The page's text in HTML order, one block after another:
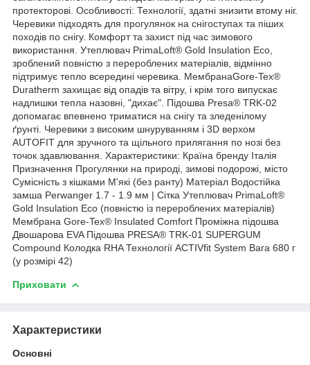
протекторові. Особливості: Технології, здатні знизити втому ніг.
Черевики підходять для прогулянок на снігоступах та піших
походів по снігу. Комфорт та захист під час зимового
використання. Утеплювач PrimaLoft® Gold Insulation Eco,
зроблений повністю з перероблених матеріалів, відмінно
підтримує тепло всередині черевика. МембранаGore-Tex®
Duratherm захищає від опадів та вітру, і крім того випускає
надлишки тепла назовні, "дихає". Підошва Presa® TRK-02
допомагає впевнено триматися на снігу та зледенілому
ґрунті. Черевики з високим шнуруванням і 3D верхом
AUTOFIT для зручного та щільного прилягання по нозі без
точок здавлювання. Характеристики: Країна бренду Італія
Призначення Прогулянки на природі, зимові подорожі, місто
Сумісність з кішками М'які (без ранту) Матеріал Водостійка
замша Perwanger 1.7 - 1.9 мм | Сітка Утеплювач PrimaLoft®
Gold Insulation Eco (повністю із перероблених матеріалів)
Мембрана Gore-Tex® Insulated Comfort Проміжна підошва
Двошарова EVA Підошва PRESA® TRK-01 SUPERGUM
Compound Колодка RHA Технології ACTIVfit System Вага 680 г
(у розмірі 42)
Приховати
Характеристики
Основні